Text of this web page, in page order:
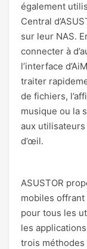
également
Central
sur leur NAS.
connecter à
l’interface
traiter
de fichiers,
musique ou la
aux
d’œil.
ASUSTOR
mobiles
pour tous les
les
trois